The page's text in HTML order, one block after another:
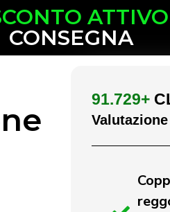
ATTIVO
CONSEGNA
91.729+